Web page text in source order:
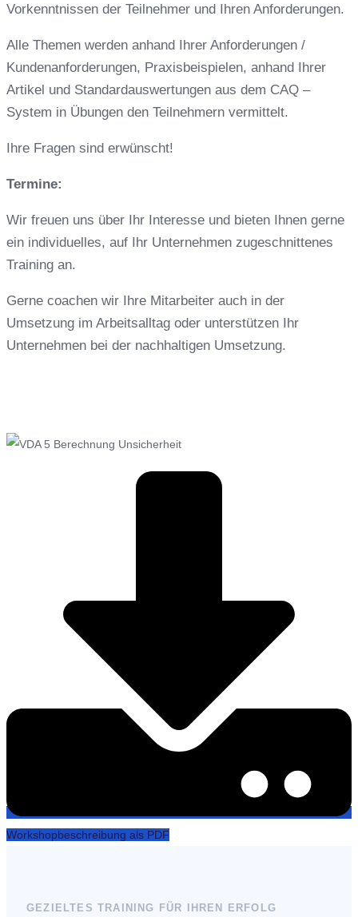
Vorkenntnissen der Teilnehmer und Ihren Anforderungen.
Alle Themen werden anhand Ihrer Anforderungen /
Kundenanforderungen, Praxisbeispielen, anhand Ihrer
Artikel und Standardauswertungen aus dem CAQ –
System in Übungen den Teilnehmern vermittelt.
Ihre Fragen sind erwünscht!
Termine:
Wir freuen uns über Ihr Interesse und bieten Ihnen gerne
ein individuelles, auf Ihr Unternehmen zugeschnittenes
Training an.
Gerne coachen wir Ihre Mitarbeiter auch in der
Umsetzung im Arbeitsalltag oder unterstützen Ihr
Unternehmen bei der nachhaltigen Umsetzung.
Workshopbeschreibung als PDF
GEZIELTES TRAINING FÜR IHREN ERFOLG